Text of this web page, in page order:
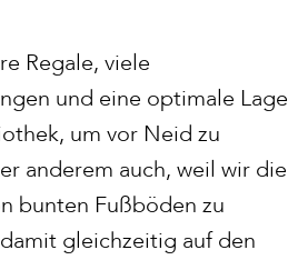
Regale, viele
und eine optimale Lage
um vor Neid zu
anderem auch, weil wir die
bunten Fußböden zu
gleichzeitig auf den